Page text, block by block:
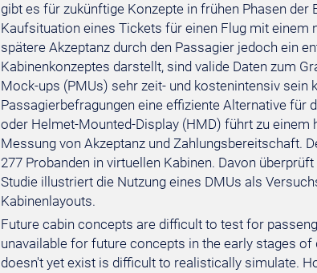
gibt es für zukünftige Konzepte in frühen Phasen
Kaufsituation eines Tickets für einen Flug mit einem
spätere Akzeptanz durch den Passagier jedoch ein
Kabinenkonzeptes darstellt, sind valide Daten zum
Mock-ups (PMUs) sehr zeit- und kostenintensiv
Passagierbefragungen eine effiziente Alternative für
oder Helmet-Mounted-Display (HMD) führt zu
Messung von Akzeptanz und Zahlungsbereitschaft.
277 Probanden in virtuellen Kabinen. Davon
Studie illustriert die Nutzung eines DMUs als
Kabinenlayouts.
Future cabin concepts are difficult to test for
unavailable for future concepts in the early stages
doesn't yet exist is difficult to realistically simulate.